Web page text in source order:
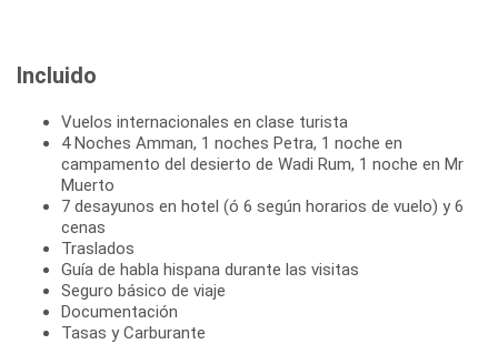
Incluido
Vuelos internacionales en clase turista
4 Noches Amman, 1 noches Petra, 1 noche en
campamento del desierto de Wadi Rum, 1 noche en Mr
Muerto
7 desayunos en hotel (ó 6 según horarios de vuelo) y 6
cenas
Traslados
Guía de habla hispana durante las visitas
Seguro básico de viaje
Documentación
Tasas y Carburante